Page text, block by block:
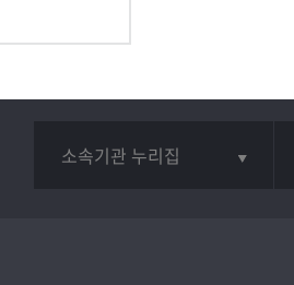
소속기관 누리집